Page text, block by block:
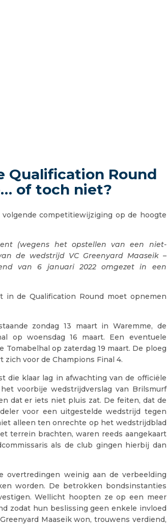
Qualification Round
of toch niet?
competitiewijziging op de hoogte
(wegens het opstellen van een niet-
de wedstrijd VC Greenyard Maaseik –
van 6 januari 2022 omgezet in een
de Qualification Round moet opnemen
zondag 13 maart in Waremme, de
op woensdag 16 maart. Een eventuele
op zaterdag 19 maart. De ploeg
voor de Champions Final 4.
die klaar lag in afwachting van de officiële
voorbije wedstrijdverslag van Brilsmurf
dat er iets niet pluis zat. De feiten, dat de
voor een uitgestelde wedstrijd tegen
alleen ten onrechte op het wedstrijdblad
terrein brachten, waren reeds aangekaart
als de club gingen hierbij dan
overtredingen weinig aan de verbeelding
worden. De betrokken bondsinstanties
Wellicht hoopten ze op een meer
zodat hun beslissing geen enkele invloed
Maaseik won, trouwens verdiend,